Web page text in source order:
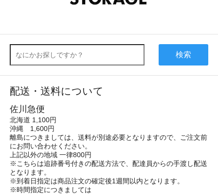
検索
配送・送料について
佐川急便
北海道 1,100円
沖縄 1,600円
離島につきましては、送料が別途必要となりますので、ご注文前
にお問い合わせください。
上記以外の地域 一律800円
※こちらは追跡番号付きの配送方法で、配達員からの手渡し配送
となります。
※到着日指定は商品注文の確定後1週間以内となります。
※時間指定につきましては